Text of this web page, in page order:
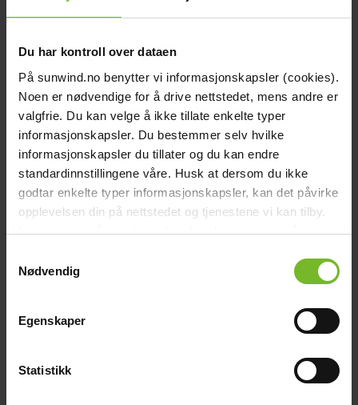
Du har kontroll over dataen
På sunwind.no benytter vi informasjonskapsler (cookies).
Noen er nødvendige for å drive nettstedet, mens andre er
valgfrie. Du kan velge å ikke tillate enkelte typer
informasjonskapsler. Du bestemmer selv hvilke
informasjonskapsler du tillater og du kan endre
standardinnstillingene våre. Husk at dersom du ikke
godtar enkelte typer informasjonskapsler, kan det påvirke
opplevelsen din på nettstedet og tjenestene vi kan tilby.
Les mer om vårcookiepolicyher. Les mer om våre
Nødvendig
Egenskaper
Statistikk
52,-